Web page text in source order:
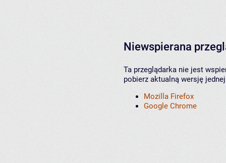
Niewspierana
Ta przeglądarka nie jest
pobierz aktualną wersję
Mozilla Firefox
Google Chrome